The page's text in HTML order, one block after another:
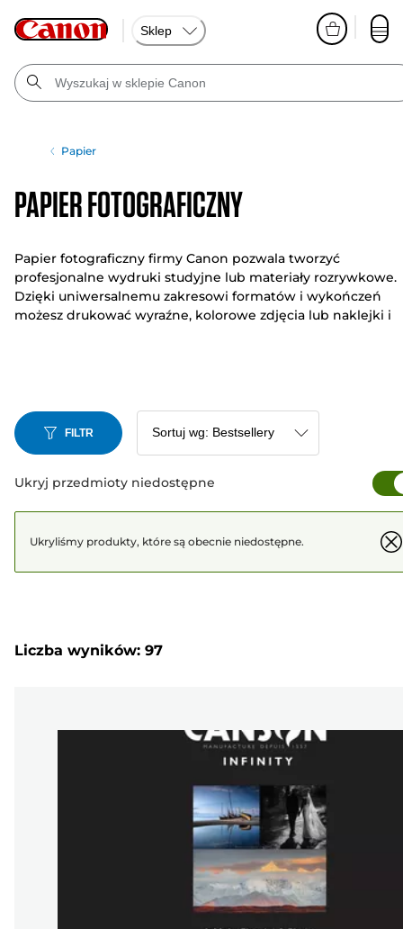
Sklep
Papier
Papier fotograficzny
Papier fotograficzny firmy Canon pozwala tworzyć
profesjonalne wydruki studyjne lub materiały rozrywkowe.
Dzięki uniwersalnemu zakresowi formatów i wykończeń
możesz drukować wyraźne, kolorowe zdjęcia lub naklejki i
FILTR
Ukryj przedmioty niedostępne
Ukryliśmy produkty, które są obecnie niedostępne.
Liczba wyników: 97